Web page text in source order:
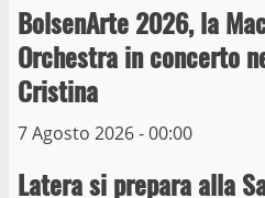
BolsenArte 2026, la
Orchestra in concerto
Cristina
7 Agosto 2026 - 00:00
Latera si prepara alla
4
delle auto in
10 Maggio
Prorogata la
Museo dei